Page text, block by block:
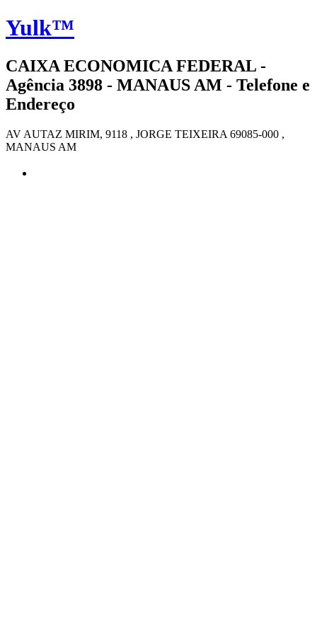
Yulk™
CAIXA ECONOMICA FEDERAL -
Agência 3898 - MANAUS AM - Telefone e
Endereço
AV AUTAZ MIRIM, 9118 , JORGE TEIXEIRA 69085-000 ,
MANAUS AM